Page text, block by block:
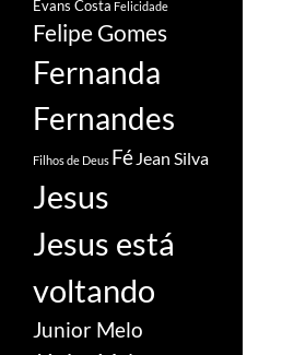
Evans Costa Felicidade
Felipe Gomes
Fernanda
Fernandes
Filhos de Deus Fé Jean Silva
Jesus
Jesus está
voltando
Junior Melo